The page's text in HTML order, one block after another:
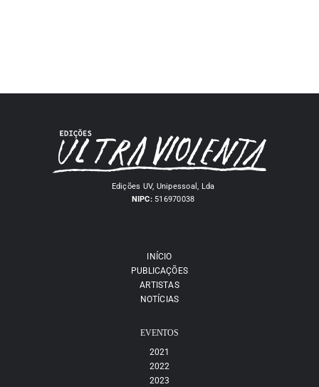
Edições UV, Unipessoal, Lda
NIPC:516970038
INÍCIO
PUBLICAÇÕES
ARTISTAS
NOTÍCIAS
EVENTOS
2021
2022
2023